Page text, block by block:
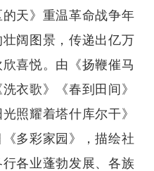
天》重温革命战争年
阔图景，传递出亿万
喜悦。由《扬鞭催马
衣歌》《春到田间》
照耀着塔什库尔干》
多彩家园》，描绘社
各业蓬勃发展、各族